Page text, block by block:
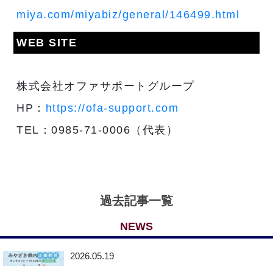
miya.com/miyabiz/general/146499.html
WEB SITE
株式会社オファサポートグループ
HP： https://ofa-support.com
TEL：0985-71-0006（代表）
過去記事一覧
NEWS
2026.05.19